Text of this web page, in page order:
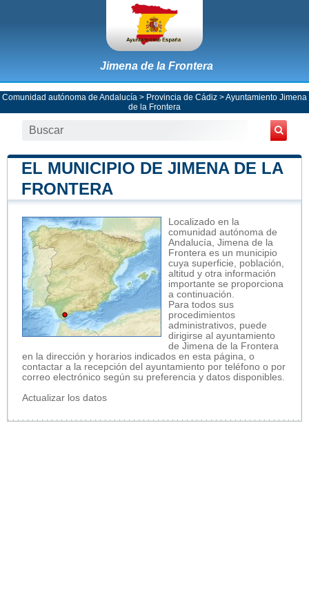
Jimena de la Frontera
Comunidad autónoma de Andalucía > Provincia de Cádiz >Ayuntamiento Jimena
de la Frontera
EL MUNICIPIO DE JIMENA DE LA
FRONTERA
Localizado en la
comunidad autónoma de
Andalucía, Jimena de la
Frontera es un municipio
cuya superficie, población,
altitud y otra información
importante se proporciona
a continuación.
Para todos sus
procedimientos
administrativos, puede
dirigirse al ayuntamiento
de Jimena de la Frontera
en la dirección y horarios indicados en esta página, o
contactar a la recepción del ayuntamiento por teléfono o por
correo electrónico según su preferencia y datos disponibles.
Actualizar los datos